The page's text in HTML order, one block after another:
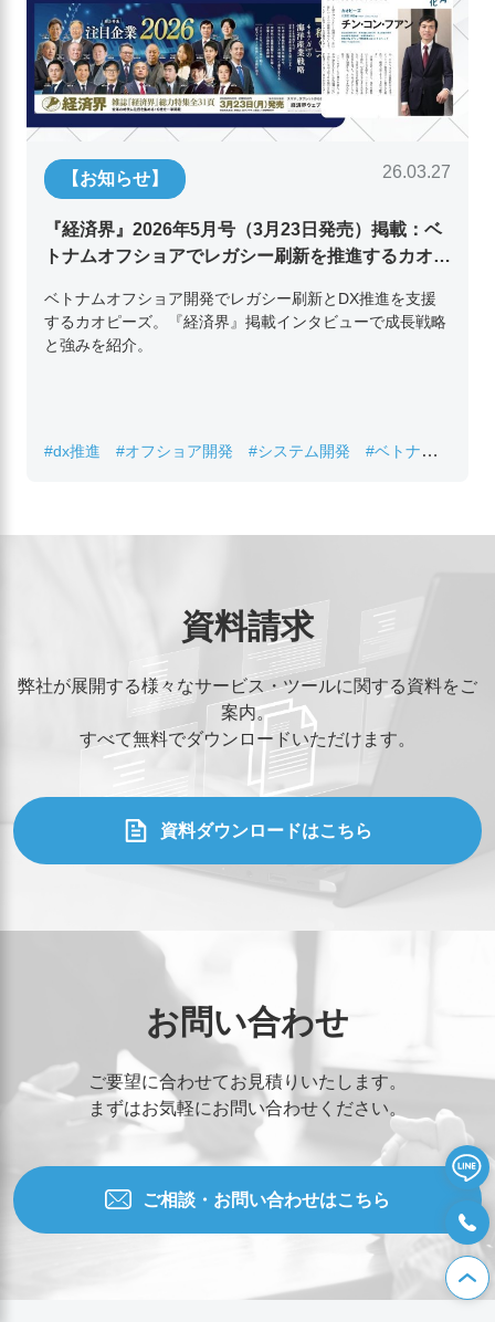
【お知らせ】 26.03.27
『経済界』2026年5月号（3月23日発売）掲載：ベ
トナムオフショアでレガシー刷新を推進するカオピ
ベトナムオフショア開発でレガシー刷新とDX推進を支援
するカオピーズ。『経済界』掲載インタビューで成長戦略
と強みを紹介。
#dx推進 #オフショア開発 #システム開発
#ベトナムIT
資料請求
弊社が展開する様々なサービス・ツールに関する資料をご
案内。
すべて無料でダウンロードいただけます。
資料ダウンロードはこちら
お問い合わせ
ご要望に合わせてお見積りいたします。
まずはお気軽にお問い合わせください。
ご相談・お問い合わせはこちら